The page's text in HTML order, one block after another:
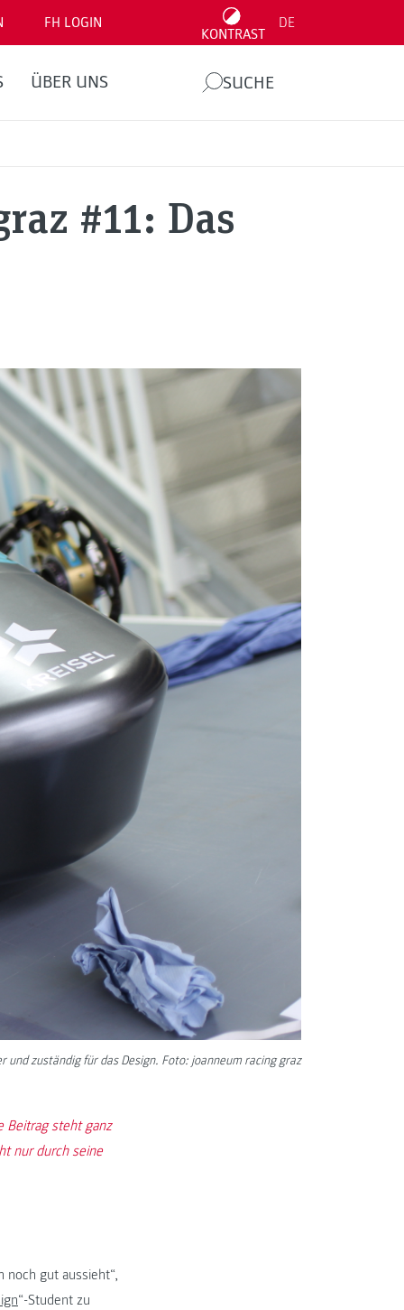
FH LOGIN
KONTRAST
DE
ÜBER UNS SUCHE
#11: Das
zuständig für das Design. Foto: joanneum racing graz
Beitrag steht ganz
nur durch seine
noch gut aussieht“,
“-Student zu